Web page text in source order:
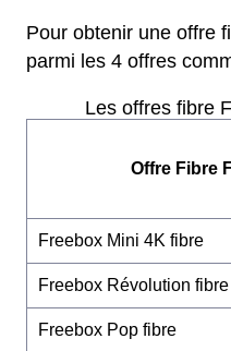
Pour obtenir une offre
parmi les 4 offres
Les offres fibre
Offre Fibre
Freebox Mini 4K fibre
Freebox Révolution fibre
Freebox Pop fibre